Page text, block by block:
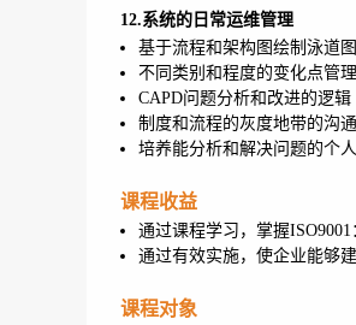
12.系统的日常运维管理
基于流程和架构图绘制泳道图
不同类别和程度的变化点管
CAPD问题分析和改进的逻
制度和流程的灰度地带的沟
培养能分析和解决问题的个
课程收益
通过课程学习，掌握ISO9001
通过有效实施，使企业能够
课程对象